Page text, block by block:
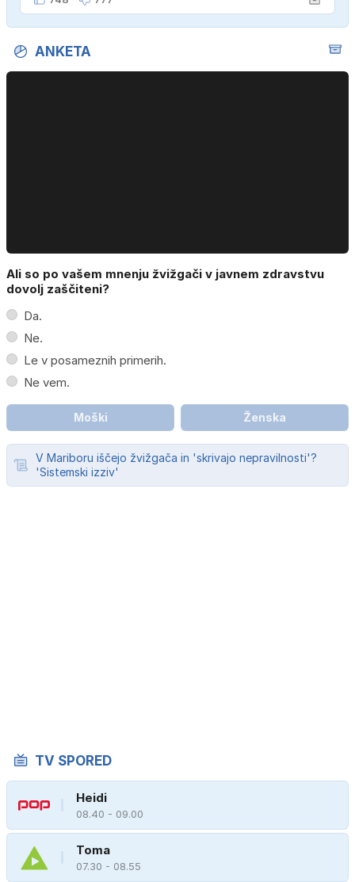
ANKETA
Ali so po vašem mnenju žvižgači v javnem zdravstvu
dovolj zaščiteni?
Da.
Ne.
Le v posameznih primerih.
Ne vem.
Moški Ženska
V Mariboru iščejo žvižgača in 'skrivajo nepravilnosti'?
'Sistemski izziv'
TV SPORED
Heidi
08.40 - 09.00
Toma
07.30 - 08.55